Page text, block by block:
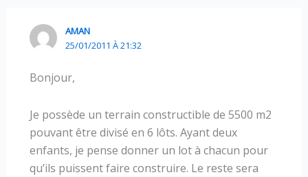
AMAN
25/01/2011 À 21:32
Bonjour,
Je possède un terrain constructible de 5500 m2
pouvant être divisé en 6 lôts. Ayant deux
enfants, je pense donner un lot à chacun pour
qu’ils puissent faire construire. Le reste sera